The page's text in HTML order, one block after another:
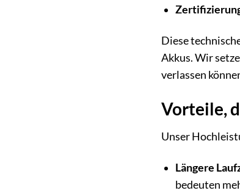
Diese
Akkus. Wir
verlassen
Vorteile,
Unser
Längere
bedeuten